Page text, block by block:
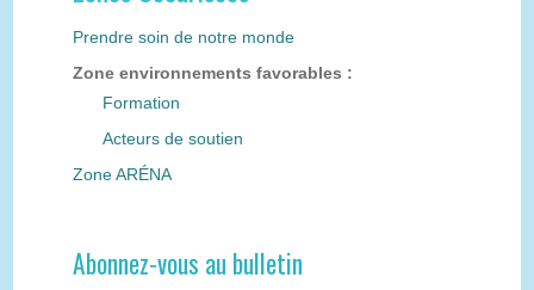
Prendre soin de notre monde
Zone environnements favorables :
Formation
Acteurs de soutien
Zone ARÉNA
Abonnez-vous au bulletin